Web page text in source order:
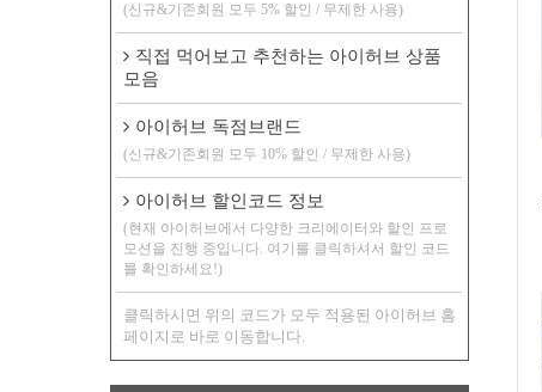
(신규&기존회원 모두 5% 할인 / 무제한 사용)
직접 먹어보고 추천하는 아이허브 상품
모음
아이허브 독점브랜드
(신규&기존회원 모두 10% 할인 / 무제한 사용)
아이허브 할인코드 정보
(현재 아이허브에서 다양한 크리에이터와 할인 프로
모션을 진행 중입니다. 여기를 클릭하셔서 할인 코드
를 확인하세요!)
클릭하시면 위의 코드가 모두 적용된 아이허브 홈
페이지로 바로 이동합니다.